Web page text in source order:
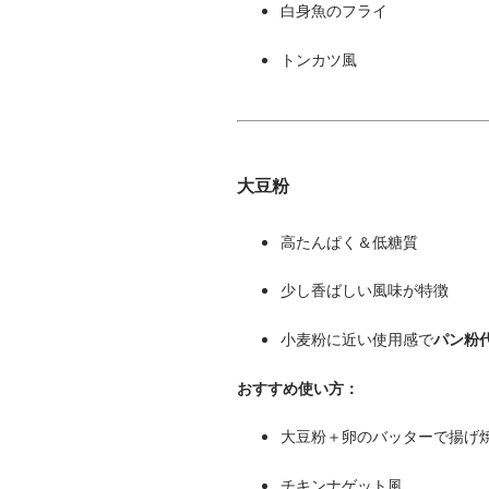
白身魚のフライ
トンカツ風
大豆粉
高たんぱく＆低糖質
少し香ばしい風味が特徴
小麦粉に近い使用感でパン粉
おすすめ使い方：
大豆粉＋卵のバッターで揚げ
チキンナゲット風